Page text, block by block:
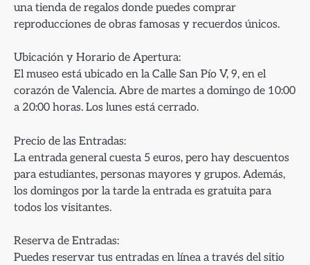
una tienda de regalos donde puedes comprar
reproducciones de obras famosas y recuerdos únicos.
Ubicación y Horario de Apertura:
El museo está ubicado en la Calle San Pío V, 9, en el
corazón de Valencia. Abre de martes a domingo de 10:00
a 20:00 horas. Los lunes está cerrado.
Precio de las Entradas:
La entrada general cuesta 5 euros, pero hay descuentos
para estudiantes, personas mayores y grupos. Además,
los domingos por la tarde la entrada es gratuita para
todos los visitantes.
Reserva de Entradas:
Puedes reservar tus entradas en línea a través del sitio